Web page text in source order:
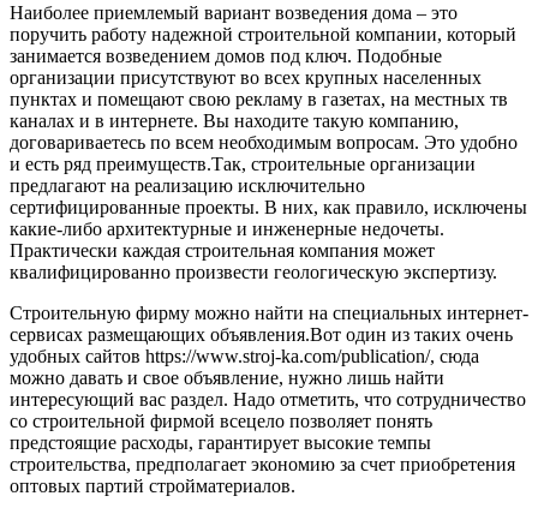
Наиболее приемлемый вариант возведения дома – это
поручить работу надежной строительной компании, который
занимается возведением домов под ключ. Подобные
организации присутствуют во всех крупных населенных
пунктах и помещают свою рекламу в газетах, на местных тв
каналах и в интернете. Вы находите такую компанию,
договариваетесь по всем необходимым вопросам. Это удобно
и есть ряд преимуществ.Так, строительные организации
предлагают на реализацию исключительно
сертифицированные проекты. В них, как правило, исключены
какие-либо архитектурные и инженерные недочеты.
Практически каждая строительная компания может
квалифицированно произвести геологическую экспертизу.
Строительную фирму можно найти на специальных интернет-
сервисах размещающих объявления.Вот один из таких очень
удобных сайтов https://www.stroj-ka.com/publication/, сюда
можно давать и свое объявление, нужно лишь найти
интересующий вас раздел. Надо отметить, что сотрудничество
со строительной фирмой всецело позволяет понять
предстоящие расходы, гарантирует высокие темпы
строительства, предполагает экономию за счет приобретения
оптовых партий стройматериалов.